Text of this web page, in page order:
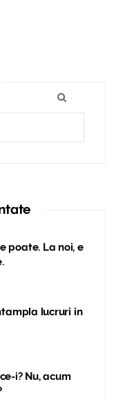
poate. La noi, e
lucruri in
i? Nu, acum